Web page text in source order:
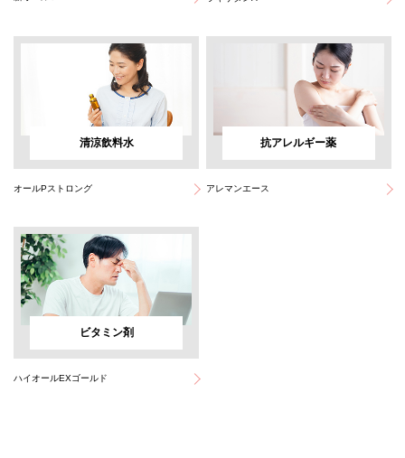
清涼飲料水
オールPストロング
抗アレルギー薬
アレマンエース
ビタミン剤
ハイオールEXゴールド